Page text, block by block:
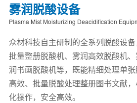
雾润脱酸设备
Plasma Mist Moisturizing Deacidification
众材科技自主研制的全系列脱酸设备
批量整册脱酸机、雾润高效脱酸机
润书画脱酸机等，既能精细处理单
高效、批量脱酸处理整册图书文献
化操作，安全高效。